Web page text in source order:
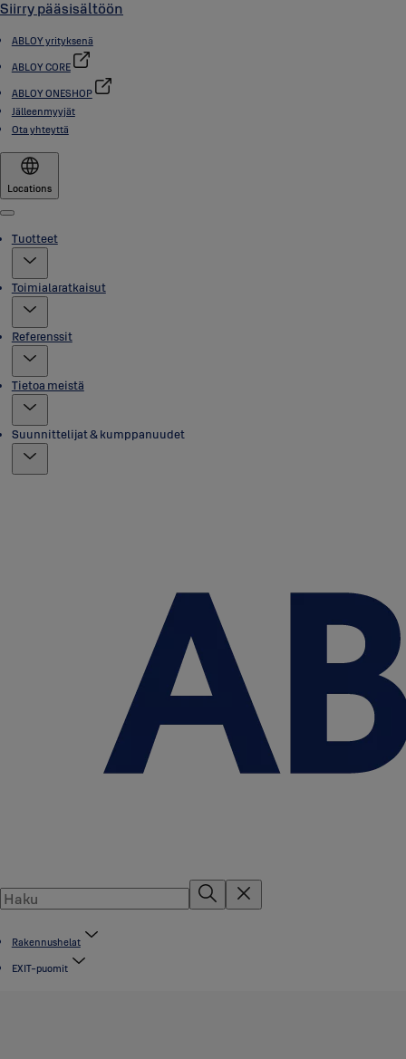
Siirry pääsisältöön
ABLOY yrityksenä
ABLOY CORE
ABLOY ONESHOP
Jälleenmyyjät
Ota yhteyttä
Locations
Menu
Tuotteet
Toimialaratkaisut
Referenssit
Tietoa meistä
Suunnittelijat & kumppanuudet
Rakennushelat
EXIT-puomit